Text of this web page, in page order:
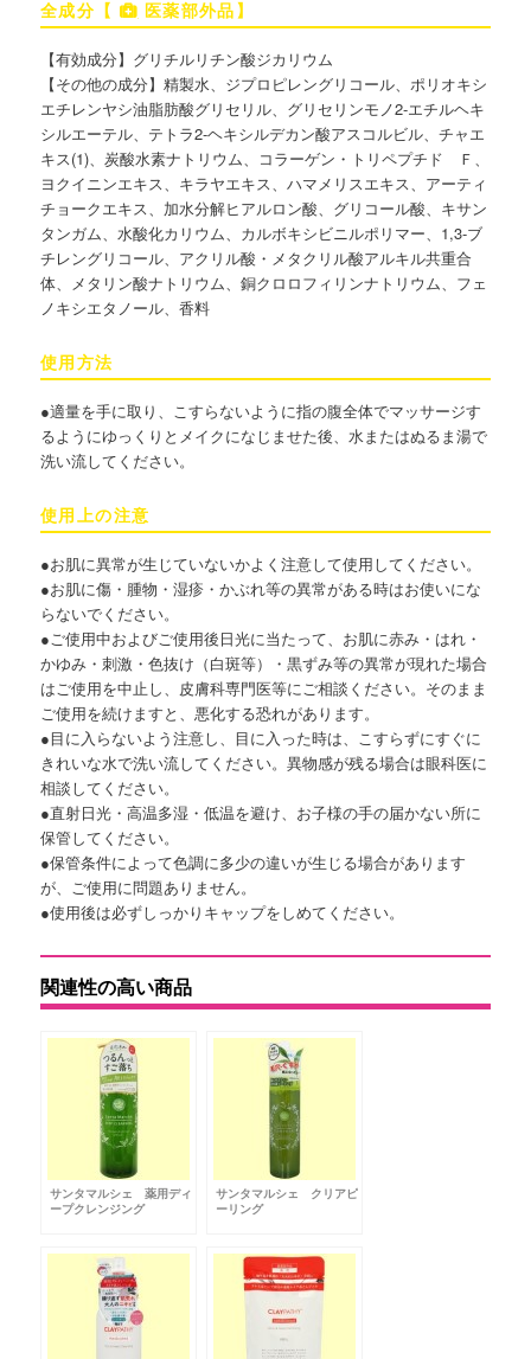
全成分【 医薬部外品】
【有効成分】グリチルリチン酸ジカリウム
【その他の成分】精製水、ジプロピレングリコール、ポリオキシ
エチレンヤシ油脂肪酸グリセリル、グリセリンモノ2-エチルヘキ
シルエーテル、テトラ2-ヘキシルデカン酸アスコルビル、チャエ
キス(1)、炭酸水素ナトリウム、コラーゲン・トリペプチド Ｆ、
ヨクイニンエキス、キラヤエキス、ハマメリスエキス、アーティ
チョークエキス、加水分解ヒアルロン酸、グリコール酸、キサン
タンガム、水酸化カリウム、カルボキシビニルポリマー、1,3-ブ
チレングリコール、アクリル酸・メタクリル酸アルキル共重合
体、メタリン酸ナトリウム、銅クロロフィリンナトリウム、フェ
ノキシエタノール、香料
使用方法
●適量を手に取り、こすらないように指の腹全体でマッサージす
るようにゆっくりとメイクになじませた後、水またはぬるま湯で
洗い流してください。
使用上の注意
●お肌に異常が生じていないかよく注意して使用してください。
●お肌に傷・腫物・湿疹・かぶれ等の異常がある時はお使いにな
らないでください。
●ご使用中およびご使用後日光に当たって、お肌に赤み・はれ・
かゆみ・刺激・色抜け（白斑等）・黒ずみ等の異常が現れた場合
はご使用を中止し、皮膚科専門医等にご相談ください。そのまま
ご使用を続けますと、悪化する恐れがあります。
●目に入らないよう注意し、目に入った時は、こすらずにすぐに
きれいな水で洗い流してください。異物感が残る場合は眼科医に
相談してください。
●直射日光・高温多湿・低温を避け、お子様の手の届かない所に
保管してください。
●保管条件によって色調に多少の違いが生じる場合があります
が、ご使用に問題ありません。
●使用後は必ずしっかりキャップをしめてください。
関連性の高い商品
サンタマルシェ 薬用ディ
ープクレンジング
サンタマルシェ クリアピ
ーリング